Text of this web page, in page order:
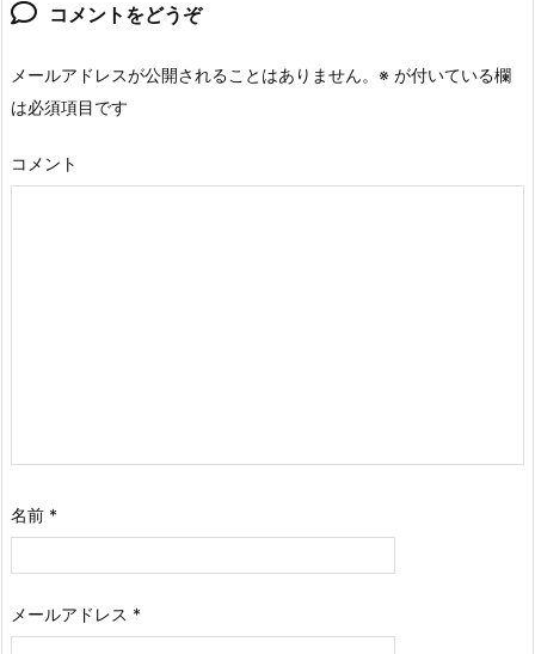
コメントをどうぞ
メールアドレスが公開されることはありません。 ※ が付いている欄
は必須項目です
コメント
名前 *
メールアドレス *